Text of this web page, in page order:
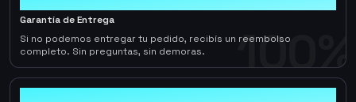
100%
Garantía de Entrega
Si no podemos entregar tu pedido, recibís un reembolso
completo. Sin preguntas, sin demoras.